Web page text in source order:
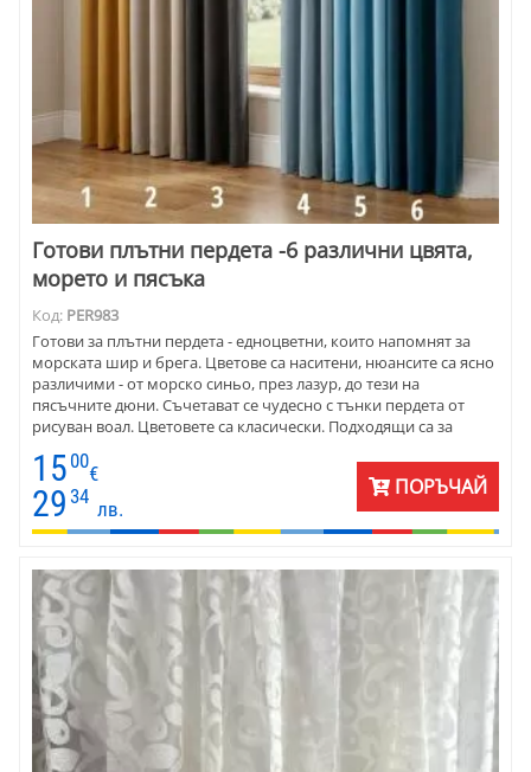
Готови плътни пердета -6 различни цвята,
морето и пясъка
Код: PER983
Готови за плътни пердета - едноцветни, които напомнят за
морската шир и брега. Цветове са наситени, нюансите са ясно
различими - от морско синьо, през лазур, до тези на
пясъчните дюни. Съчетават се чудесно с тънки пердета от
рисуван воал. Цветовете са класически. Подходящи са за
готово перде с универсален перделик. Височината е до 2.80 м,
а ширината по ваш избоор. Матови са. Тип петек. Използват
се за хол, спалня, дневна и трапезария. Много са подходящи за
окачване в хотел или къща за гости. Пердетата осигурява
15 00
€
29 34
лв.
ПОРЪЧАЙ